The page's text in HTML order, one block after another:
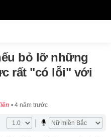
bỏ lỡ những
rất "có lỗi" với
4 năm trước